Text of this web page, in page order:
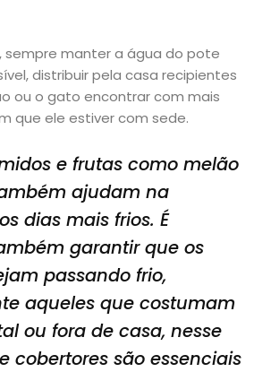
sempre manter a água do pote
distribuir pela casa recipientes
ou o gato encontrar com mais
que ele estiver com sede.
e frutas como melão
ajudam na
dias mais frios. É
garantir que os
passando frio,
aqueles que costumam
ou fora de casa, nesse
cobertores são essenciais